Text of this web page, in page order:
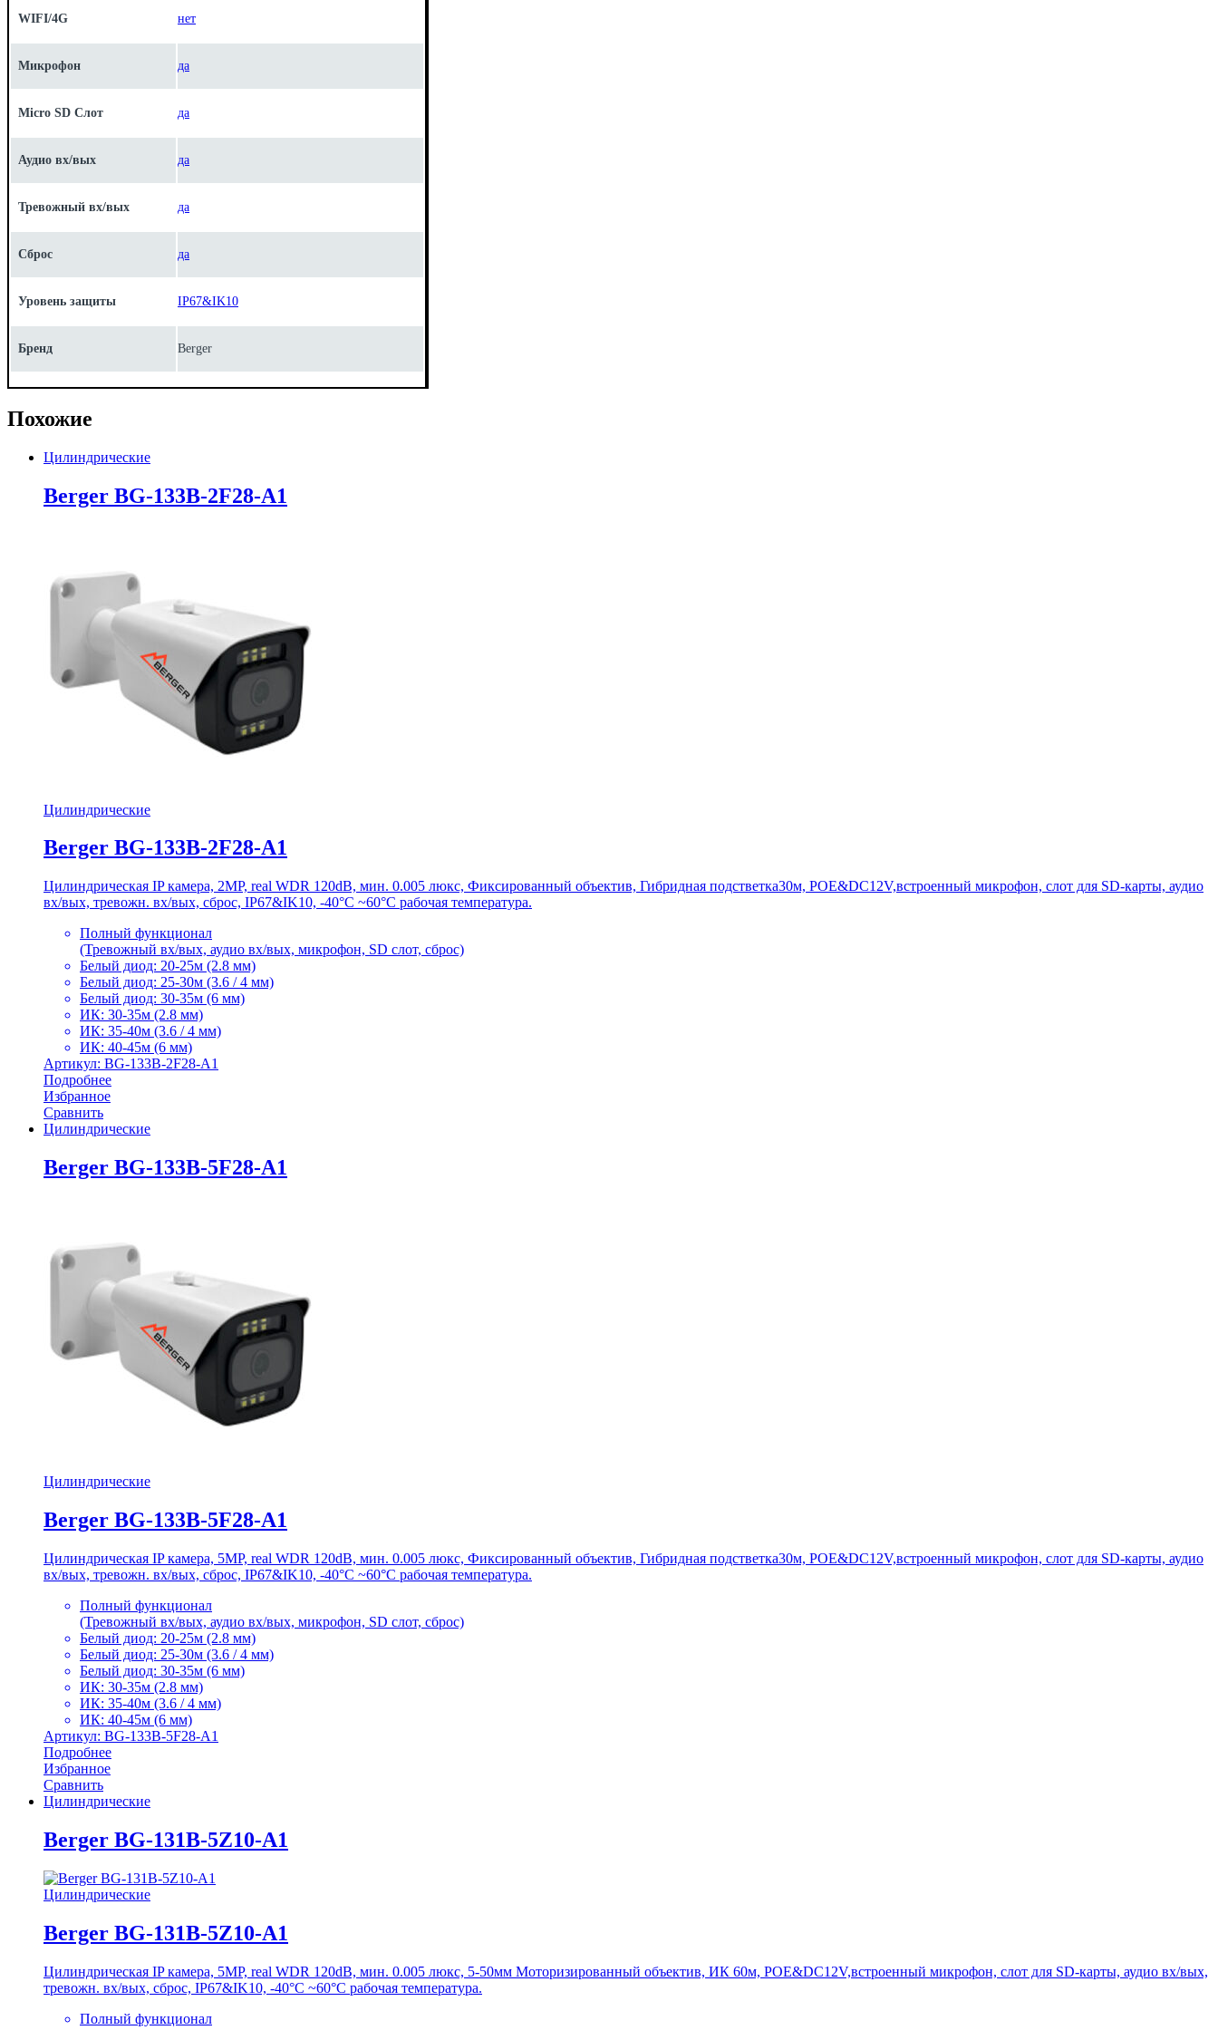
WIFI/4G нет
Микрофон да
Micro SD Слот да
Аудио вх/вых да
Тревожный вх/вых да
Сброс да
Уровень защиты IP67&IK10
Бренд Berger
Похожие
Цилиндрические
Berger BG-133B-2F28-A1
Цилиндрические
Berger BG-133B-2F28-A1
Цилиндрическая IP камера, 2MP, real WDR 120dB, мин. 0.005 люкс, Фиксированный объектив, Гибридная подстветка30м, POE&DC12V,встроенный микрофон, слот для SD-карты, аудио
вх/вых, тревожн. вх/вых, сброс, IP67&IK10, -40°C ~60°C рабочая температура.
Полный функционал
(Тревожный вх/вых, аудио вх/вых, микрофон, SD слот, сброс)
Белый диод: 20-25м (2.8 мм)
Белый диод: 25-30м (3.6 / 4 мм)
Белый диод: 30-35м (6 мм)
ИК: 30-35м (2.8 мм)
ИК: 35-40м (3.6 / 4 мм)
ИК: 40-45м (6 мм)
Артикул: BG-133B-2F28-A1
Подробнее
Избранное
Сравнить
Цилиндрические
Berger BG-133B-5F28-A1
Цилиндрические
Berger BG-133B-5F28-A1
Цилиндрическая IP камера, 5MP, real WDR 120dB, мин. 0.005 люкс, Фиксированный объектив, Гибридная подстветка30м, POE&DC12V,встроенный микрофон, слот для SD-карты, аудио
вх/вых, тревожн. вх/вых, сброс, IP67&IK10, -40°C ~60°C рабочая температура.
Полный функционал
(Тревожный вх/вых, аудио вх/вых, микрофон, SD слот, сброс)
Белый диод: 20-25м (2.8 мм)
Белый диод: 25-30м (3.6 / 4 мм)
Белый диод: 30-35м (6 мм)
ИК: 30-35м (2.8 мм)
ИК: 35-40м (3.6 / 4 мм)
ИК: 40-45м (6 мм)
Артикул: BG-133B-5F28-A1
Подробнее
Избранное
Сравнить
Цилиндрические
Berger BG-131B-5Z10-A1
Цилиндрические
Berger BG-131B-5Z10-A1
Цилиндрическая IP камера, 5MP, real WDR 120dB, мин. 0.005 люкс, 5-50мм Моторизированный объектив, ИК 60м, POE&DC12V,встроенный микрофон, слот для SD-карты, аудио вх/вых,
тревожн. вх/вых, сброс, IP67&IK10, -40°C ~60°C рабочая температура.
Полный функционал